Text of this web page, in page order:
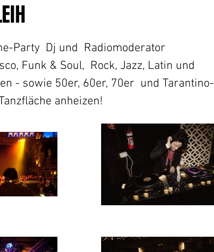
Party Dj und Radiomoderator
Funk & Soul, Rock, Jazz, Latin und
- sowie 50er, 60er, 70er und Tarantino-
anheizen!